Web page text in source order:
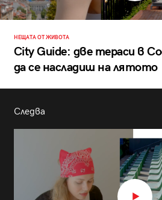
НЕЩАТА ОТ ЖИВОТА
City Guide: две тераси в
да се насладиш на лятото
Следва